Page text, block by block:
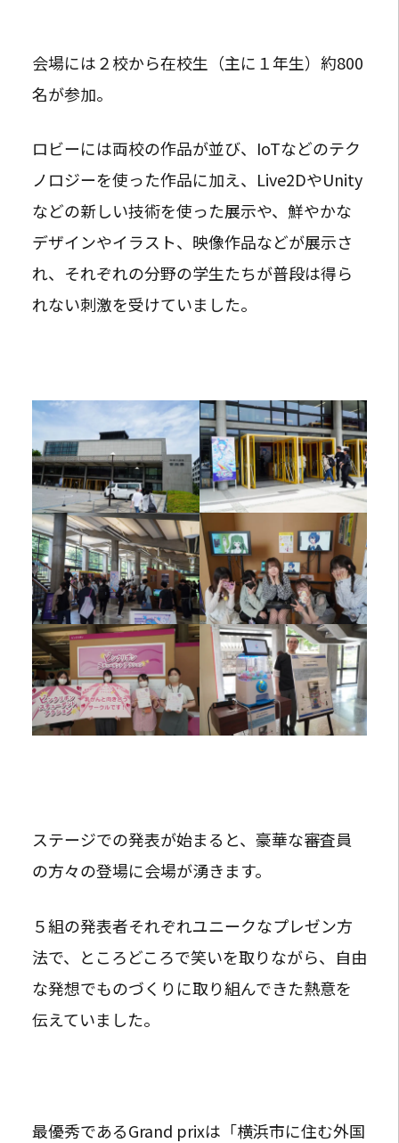
会場には２校から在校生（主に１年生）約800
名が参加。
ロビーには両校の作品が並び、IoTなどのテク
ノロジーを使った作品に加え、Live2DやUnity
などの新しい技術を使った展示や、鮮やかな
デザインやイラスト、映像作品などが展示さ
れ、それぞれの分野の学生たちが普段は得ら
れない刺激を受けていました。
ステージでの発表が始まると、豪華な審査員
の方々の登場に会場が湧きます。
５組の発表者それぞれユニークなプレゼン方
法で、ところどころで笑いを取りながら、自由
な発想でものづくりに取り組んできた熱意を
伝えていました。
最優秀であるGrand prixは「横浜市に住む外国